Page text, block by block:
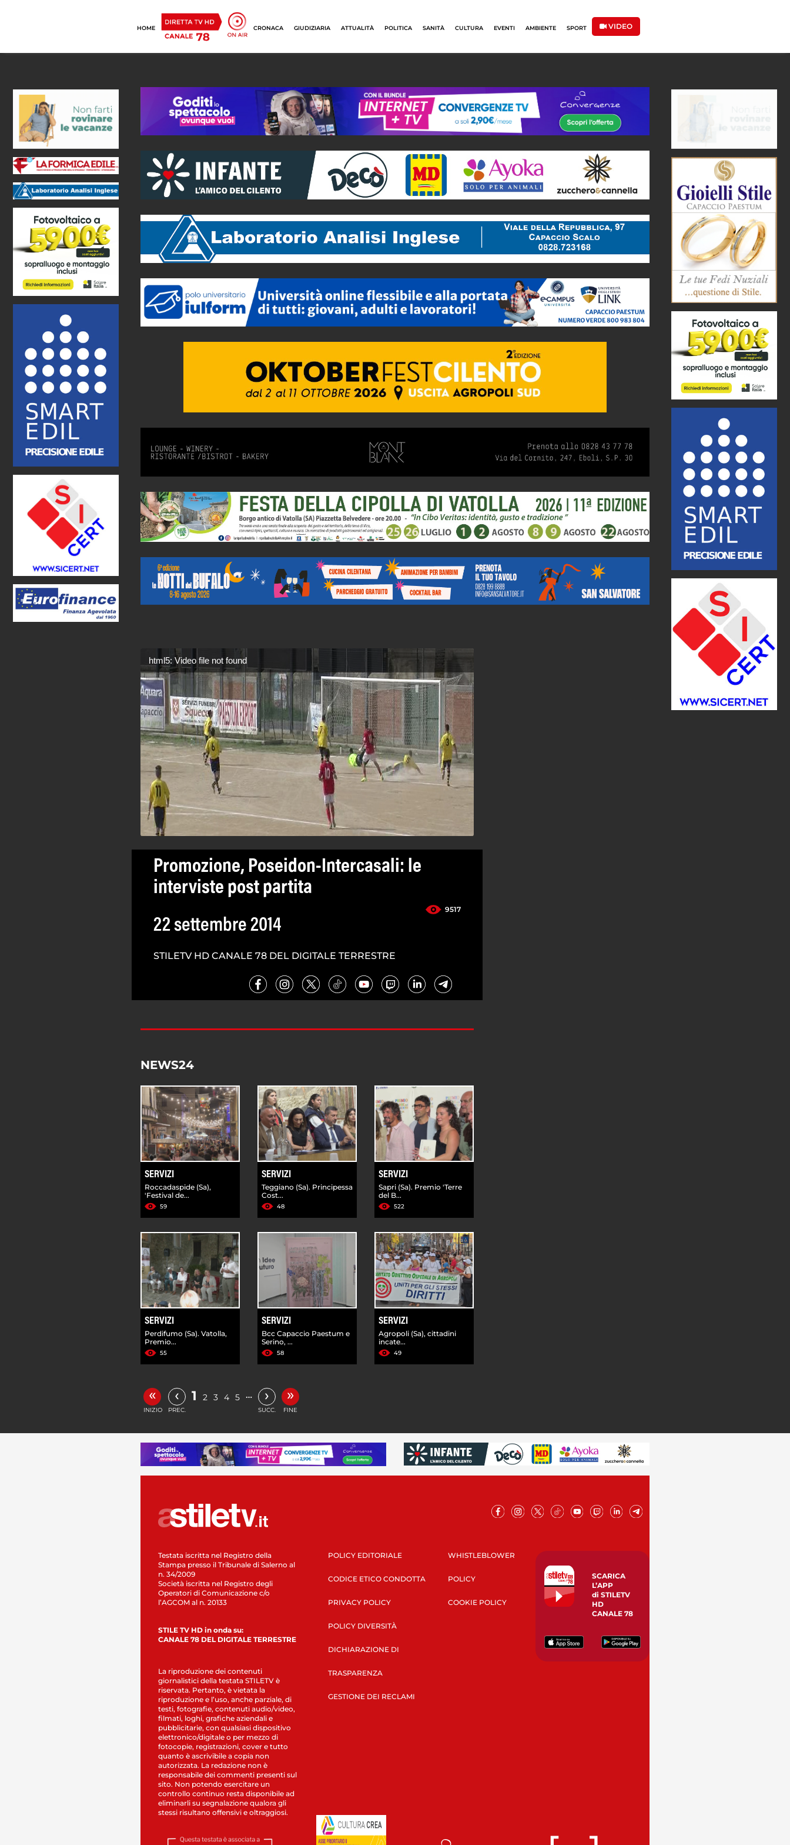
HOME CRONACA GIUDIZIARIA ATTUALITÀ POLITICA SANITÀ CULTURA EVENTI AMBIENTE SPORT VIDEO
html5: Video file not found
Promozione, Poseidon-Intercasali: le
interviste post partita
9517
22 settembre 2014
STILETV HD CANALE 78 DEL DIGITALE TERRESTRE
NEWS24
SERVIZI
Roccadaspide (Sa),
'Festival de...
59
SERVIZI
Teggiano (Sa). Principessa
Cost...
48
SERVIZI
Sapri (Sa). Premio 'Terre
del B...
522
SERVIZI
Perdifumo (Sa). Vatolla,
Premio...
55
SERVIZI
Bcc Capaccio Paestum e
Serino, ...
58
SERVIZI
Agropoli (Sa), cittadini
incate...
49
«
INIZIO
‹
PREC.
1 2 3 4 5 … ›
SUCC.
»
FINE
Testata iscritta nel Registro della
Stampa presso il Tribunale di Salerno al
n. 34/2009
Società iscritta nel Registro degli
Operatori di Comunicazione c/o
l’AGCOM al n. 20133
STILE TV HD in onda su:
CANALE 78 DEL DIGITALE TERRESTRE
La riproduzione dei contenuti
giornalistici della testata STILETV è
riservata. Pertanto, è vietata la
riproduzione e l’uso, anche parziale, di
testi, fotografie, contenuti audio/video,
filmati, loghi, grafiche aziendali e
pubblicitarie, con qualsiasi dispositivo
elettronico/digitale o per mezzo di
fotocopie, registrazioni, cover e tutto
quanto è ascrivibile a copia non
autorizzata. La redazione non è
responsabile dei commenti presenti sul
sito. Non potendo esercitare un
controllo continuo resta disponibile ad
eliminarli su segnalazione qualora gli
stessi risultano offensivi e oltraggiosi.
POLICY EDITORIALE
CODICE ETICO CONDOTTA
PRIVACY POLICY
POLICY DIVERSITÀ
DICHIARAZIONE DI
TRASPARENZA
GESTIONE DEI RECLAMI
WHISTLEBLOWER
POLICY
COOKIE POLICY
SCARICA
L’APP
di STILETV
HD
CANALE 78